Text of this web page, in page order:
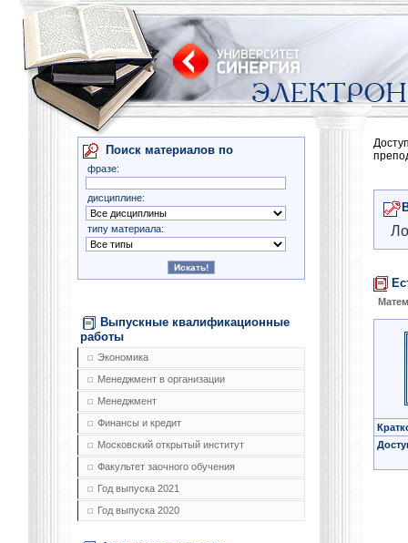
Поиск материалов по
фразе:
дисциплине:
типу материала:
Выпускные квалификационные
работы
Экономика
Менеджмент в организации
Менеджмент
Финансы и кредит
Московский открытый институт
Факультет заочного обучения
Год выпуска 2021
Год выпуска 2020